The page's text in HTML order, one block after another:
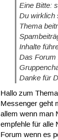
Eine Bitte:
Du wirklich
Thema
Inhalte
Das Forum
Danke für
Hallo zum
Messenger geht
allem wenn man
empfehle für alle
Forum wenn es